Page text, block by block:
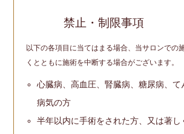
禁止・制限事項
以下の各項目に当てはまる場合、当サロンでの
くとともに施術を中断する場合がございます。
心臓病、高血圧、腎臓病、糖尿病、て
病気の方
半年以内に手術をされた方、又は著し